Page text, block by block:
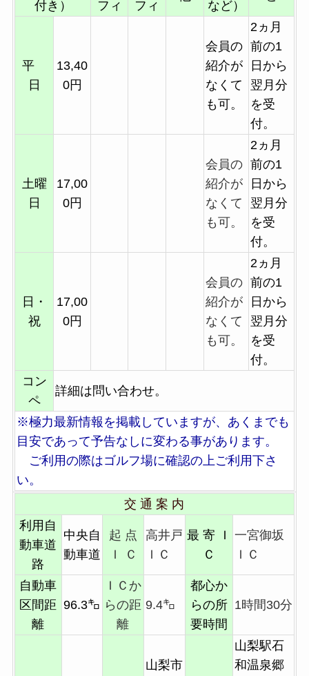
付き） フィ フィ など）
平
日
13,40
0円
会員の
紹介が
なくて
も可。
2ヵ月
前の1
日から
翌月分
を受
付。
土曜
日
17,00
0円
会員の
紹介が
なくて
も可。
2ヵ月
前の1
日から
翌月分
を受
付。
日・
祝
17,00
0円
会員の
紹介が
なくて
も可。
2ヵ月
前の1
日から
翌月分
を受
付。
コン
ペ
詳細は問い合わせ。
※極力最新情報を掲載していますが、あくまでも
目安であって予告なしに変わる事があります。
ご利用の際はゴルフ場に確認の上ご利用下さ
い。
交 通 案 内
利用自
動車道
路
中央自
動車道
起 点
Ｉ Ｃ
高井戸
ＩＣ
最 寄 Ｉ
Ｃ
一宮御坂
ＩＣ
自動車
区間距
離
96.3㌔
ＩＣか
らの距
離
9.4㌔
都心か
らの所
要時間
1時間30分
山梨市
山梨駅石
和温泉郷